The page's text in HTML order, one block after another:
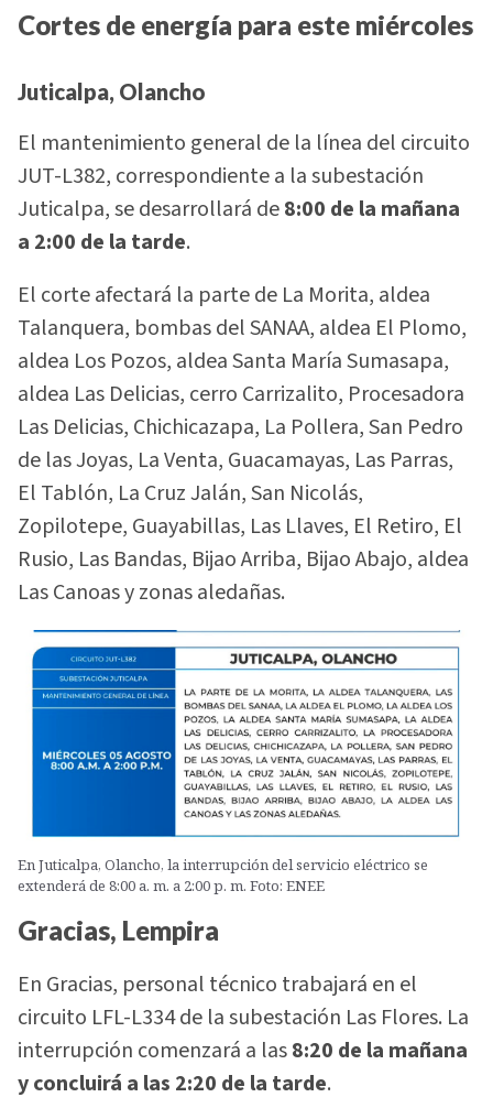
Cortes de energía para este miércoles
Juticalpa, Olancho
El mantenimiento general de la línea del circuito
JUT-L382, correspondiente a la subestación
Juticalpa, se desarrollará de8:00 de la mañana
a 2:00 de la tarde.
El corte afectará la parte de La Morita, aldea
Talanquera, bombas del SANAA, aldea El Plomo,
aldea Los Pozos, aldea Santa María Sumasapa,
aldea Las Delicias, cerro Carrizalito, Procesadora
Las Delicias, Chichicazapa, La Pollera, San Pedro
de las Joyas, La Venta, Guacamayas, Las Parras,
El Tablón, La Cruz Jalán, San Nicolás,
Zopilotepe, Guayabillas, Las Llaves, El Retiro, El
Rusio, Las Bandas, Bijao Arriba, Bijao Abajo, aldea
Las Canoas y zonas aledañas.
En Juticalpa, Olancho, la interrupción del servicio eléctrico se
extenderá de 8:00 a. m. a 2:00 p. m. Foto: ENEE
Gracias, Lempira
En Gracias, personal técnico trabajará en el
circuito LFL-L334 de la subestación Las Flores. La
interrupción comenzará a las8:20 de la mañana
y concluirá a las 2:20 de la tarde.